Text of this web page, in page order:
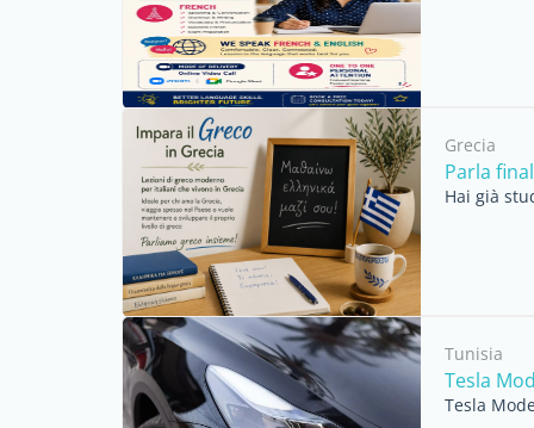
Grecia
Parla
Hai già
Tunisia
Tesla
Tesla